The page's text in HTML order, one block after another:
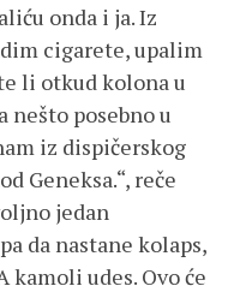
onda i ja. Iz
cigarete, upalim
li otkud kolona u
nešto posebno u
iz dispičerskog
Geneksa.“, reče
jedan
da nastane kolaps,
kamoli udes. Ovo će